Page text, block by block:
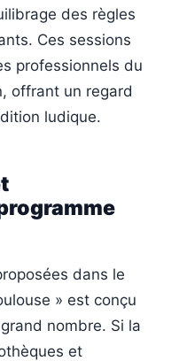
des règles
Ces sessions
professionnels du
offrant un regard
ludique.
dans le
» est conçu
nombre. Si la
et